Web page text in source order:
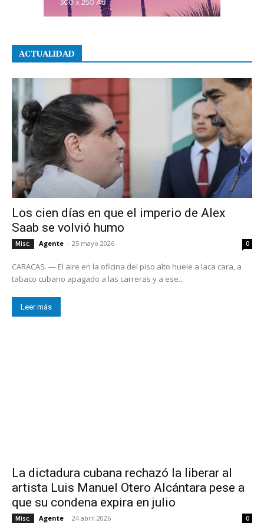
ACTUALIDAD
Los cien días en que el imperio de Alex
Saab se volvió humo
Misc. Agente - 25 mayo 2026 0
CARACAS. — El aire en la oficina del piso alto huele a laca cara, a
tabaco cubano apagado a las carreras y a ese...
Leer más
La dictadura cubana rechazó la liberar al
artista Luis Manuel Otero Alcántara pese a
que su condena expira en julio
Misc. Agente - 24 abril 2026 0